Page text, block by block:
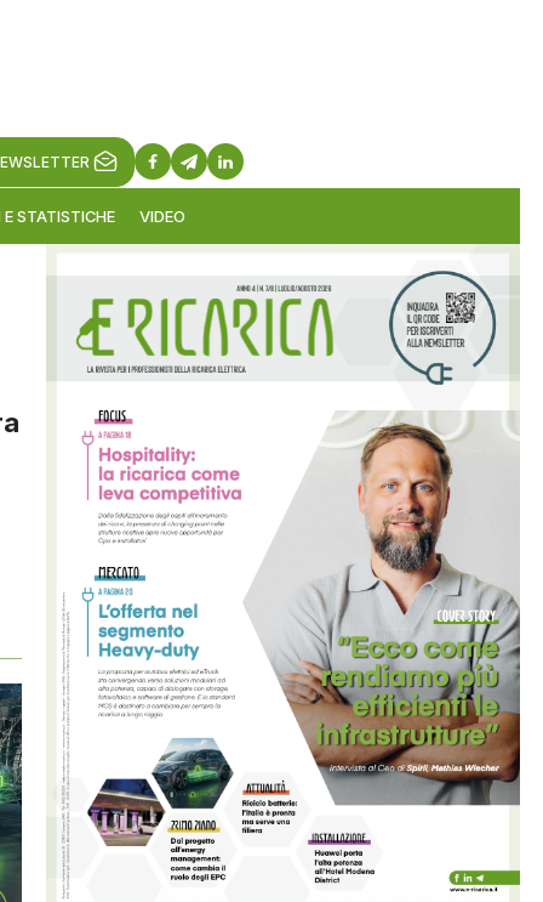
E STATISTICHE VIDEO